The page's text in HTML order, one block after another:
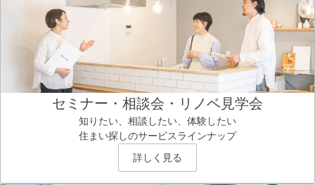
セミナー・相談会・リノベ見学会
知りたい、相談したい、体験したい
住まい探しのサービスラインナップ
詳しく見る